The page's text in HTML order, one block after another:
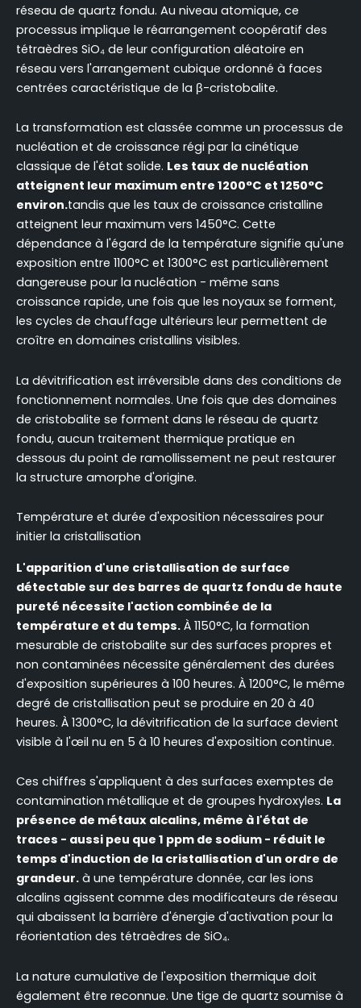
réseau de quartz fondu. Au niveau atomique, ce
processus implique le réarrangement coopératif des
tétraèdres SiO₄ de leur configuration aléatoire en
réseau vers l'arrangement cubique ordonné à faces
centrées caractéristique de la β-cristobalite.
La transformation est classée comme un processus de
nucléation et de croissance régi par la cinétique
classique de l'état solide. Les taux de nucléation
atteignent leur maximum entre 1200°C et 1250°C
environ.tandis que les taux de croissance cristalline
atteignent leur maximum vers 1450°C. Cette
dépendance à l'égard de la température signifie qu'une
exposition entre 1100°C et 1300°C est particulièrement
dangereuse pour la nucléation - même sans
croissance rapide, une fois que les noyaux se forment,
les cycles de chauffage ultérieurs leur permettent de
croître en domaines cristallins visibles.
La dévitrification est irréversible dans des conditions de
fonctionnement normales. Une fois que des domaines
de cristobalite se forment dans le réseau de quartz
fondu, aucun traitement thermique pratique en
dessous du point de ramollissement ne peut restaurer
la structure amorphe d'origine.
Température et durée d'exposition nécessaires pour
initier la cristallisation
L'apparition d'une cristallisation de surface
détectable sur des barres de quartz fondu de haute
pureté nécessite l'action combinée de la
température et du temps. À 1150°C, la formation
mesurable de cristobalite sur des surfaces propres et
non contaminées nécessite généralement des durées
d'exposition supérieures à 100 heures. À 1200°C, le même
degré de cristallisation peut se produire en 20 à 40
heures. À 1300°C, la dévitrification de la surface devient
visible à l'œil nu en 5 à 10 heures d'exposition continue.
Ces chiffres s'appliquent à des surfaces exemptes de
contamination métallique et de groupes hydroxyles. La
présence de métaux alcalins, même à l'état de
traces - aussi peu que 1 ppm de sodium - réduit le
temps d'induction de la cristallisation d'un ordre de
grandeur. à une température donnée, car les ions
alcalins agissent comme des modificateurs de réseau
qui abaissent la barrière d'énergie d'activation pour la
réorientation des tétraèdres de SiO₄.
La nature cumulative de l'exposition thermique doit
également être reconnue. Une tige de quartz soumise à